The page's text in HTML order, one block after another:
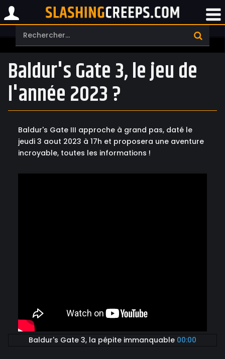
Baldur's Gate 3, le jeu de
l'année 2023 ?
Baldur's Gate III approche à grand pas, daté le
jeudi 3 aout 2023 à 17h et proposera une aventure
incroyable, toutes les informations !
Baldur's Gate 3, la pépite immanquable 00:00